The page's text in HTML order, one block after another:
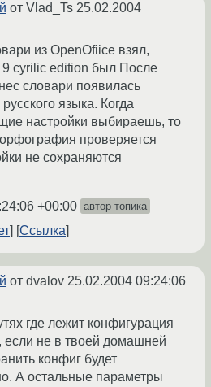
от Vlad_Ts 25.02.2004
из OpenOfiice взял,
9 cyrilic edition был После
словари появилась
языка. Когда
настройки выбираешь, то
орфография проверяется
не сохраняются
+00:00 автор топика
Ссылка
от dvalov 25.02.2004 09:24:06
где лежит конфигурация
если не в твоей домашней
конфиг будет
А остальные параметры